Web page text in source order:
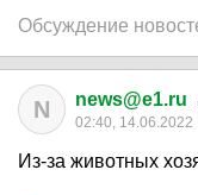
Обсуждение
N news@e1.ru
02:40, 14.06.2022
Из-за животных